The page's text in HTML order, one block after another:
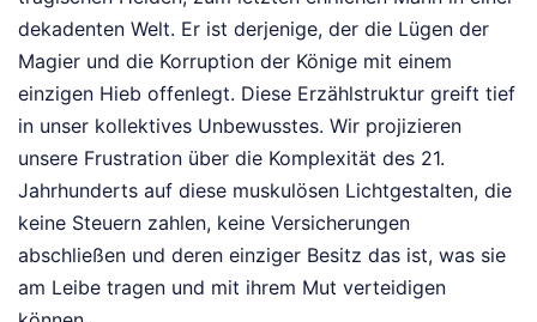
dekadenten Welt. Er ist derjenige, der die Lügen der
Magier und die Korruption der Könige mit einem
einzigen Hieb offenlegt. Diese Erzählstruktur greift tief
in unser kollektives Unbewusstes. Wir projizieren
unsere Frustration über die Komplexität des 21.
Jahrhunderts auf diese muskulösen Lichtgestalten, die
keine Steuern zahlen, keine Versicherungen
abschließen und deren einziger Besitz das ist, was sie
am Leibe tragen und mit ihrem Mut verteidigen